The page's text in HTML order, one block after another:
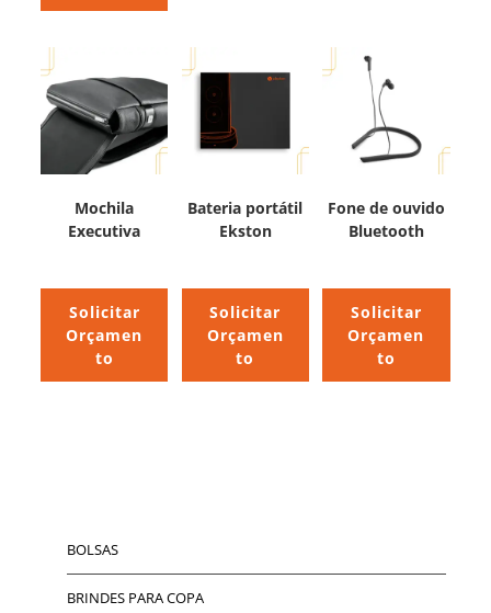
Mochila
Executiva
Solicitar
Orçamen
to
Bateria portátil
Ekston
Solicitar
Orçamen
to
Fone de ouvido
Bluetooth
Solicitar
Orçamen
to
BOLSAS
BRINDES PARA COPA